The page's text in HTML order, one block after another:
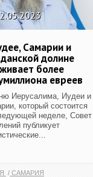
Самарии и
долине
более
евреев
Иерусалима, Иудеи и
который состоится
неделе, Совет
публикует
САМАРИЯ